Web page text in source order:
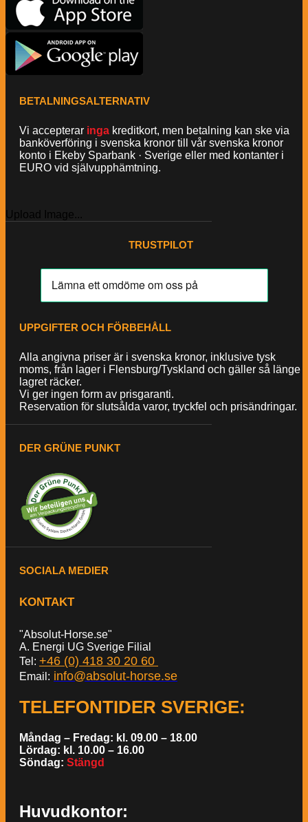
BETALNINGSALTERNATIV
Vi accepterar inga kreditkort, men betalning kan ske via
banköverföring i svenska kronor till vår svenska kronor
konto i Ekeby Sparbank · Sverige eller med kontanter i
EURO vid självupphämtning.
Upload Image...
TRUSTPILOT
UPPGIFTER OCH FÖRBEHÅLL
Alla angivna priser är i svenska kronor, inklusive tysk
moms, från lager i Flensburg/Tyskland och gäller så länge
lagret räcker.
Vi ger ingen form av prisgaranti.
Reservation för slutsålda varor, tryckfel och prisändringar.
DER GRÜNE PUNKT
SOCIALA MEDIER
KONTAKT
"Absolut-Horse.se"
A. Energi UG Sverige Filial
Tel: +46 (0) 418 30 20 60
Email: info@absolut-horse.se
TELEFONTIDER SVERIGE:
Måndag – Fredag: kl. 09.00 – 18.00
Lördag: kl. 10.00 – 16.00
Söndag: Stängd
Huvudkontor: